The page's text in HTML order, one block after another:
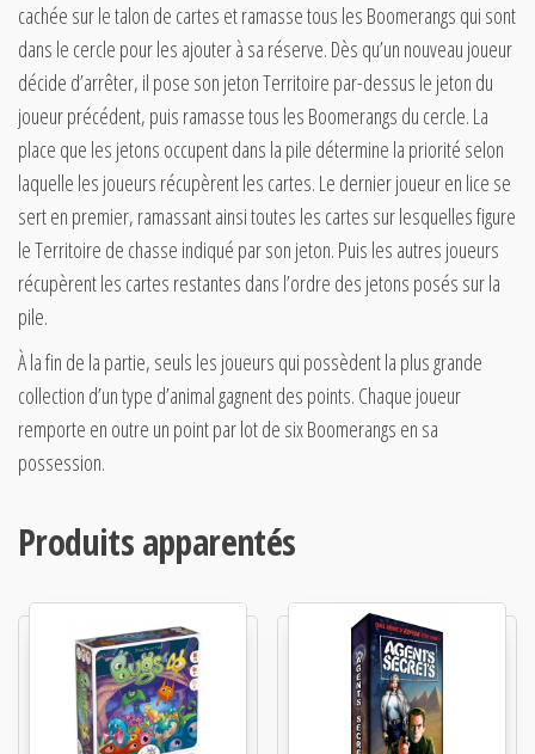
cachée sur le talon de cartes et ramasse tous les Boomerangs qui sont
dans le cercle pour les ajouter à sa réserve. Dès qu’un nouveau joueur
décide d’arrêter, il pose son jeton Territoire par-dessus le jeton du
joueur précédent, puis ramasse tous les Boomerangs du cercle. La
place que les jetons occupent dans la pile détermine la priorité selon
laquelle les joueurs récupèrent les cartes. Le dernier joueur en lice se
sert en premier, ramassant ainsi toutes les cartes sur lesquelles figure
le Territoire de chasse indiqué par son jeton. Puis les autres joueurs
récupèrent les cartes restantes dans l’ordre des jetons posés sur la
pile.
À la fin de la partie, seuls les joueurs qui possèdent la plus grande
collection d’un type d’animal gagnent des points. Chaque joueur
remporte en outre un point par lot de six Boomerangs en sa
possession.
Produits apparentés